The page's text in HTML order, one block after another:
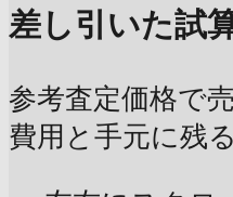
差し引いた試算
参考査定価格で
費用と手元に残